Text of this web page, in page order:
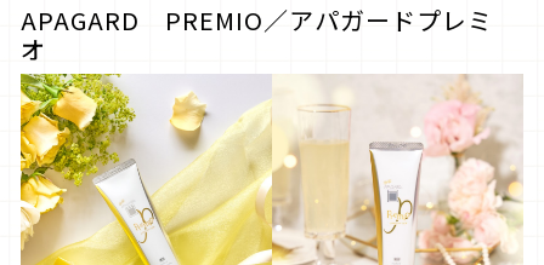
APAGARD PREMIO／アパガードプレミ
オ